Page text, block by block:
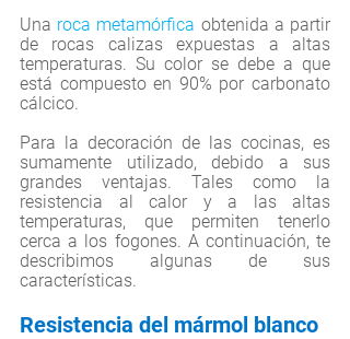
Una roca metamórfica obtenida a partir
de rocas calizas expuestas a altas
temperaturas. Su color se debe a que
está compuesto en 90% por carbonato
cálcico.
Para la decoración de las cocinas, es
sumamente utilizado, debido a sus
grandes ventajas. Tales como la
resistencia al calor y a las altas
temperaturas, que permiten tenerlo
cerca a los fogones. A continuación, te
describimos algunas de sus
características.
Resistencia del mármol blanco